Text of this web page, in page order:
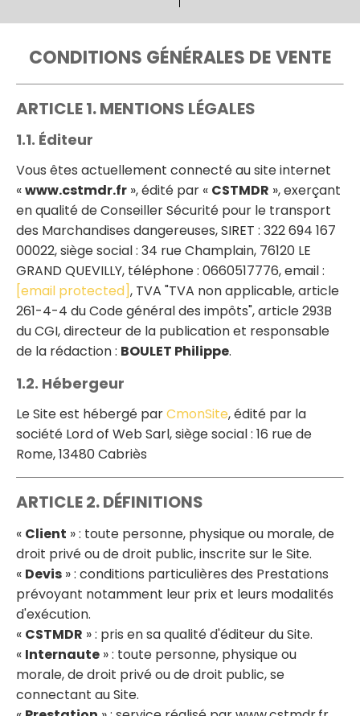
CONDITIONS GÉNÉRALES DE VENTE
ARTICLE 1. MENTIONS LÉGALES
1.1. Éditeur
Vous êtes actuellement connecté au site internet
«www.cstmdr.fr », édité par « CSTMDR », exerçant
en qualité de Conseiller Sécurité pour le transport
des Marchandises dangereuses, SIRET : 322 694 167
00022, siège social : 34 rue Champlain, 76120 LE
GRAND QUEVILLY, téléphone : 0660517776, email :
[email protected], TVA "TVA non applicable, article
261-4-4 du Code général des impôts", article 293B
du CGI, directeur de la publication et responsable
de la rédaction : BOULET Philippe.
1.2. Hébergeur
Le Site est hébergé parCmonSite, édité par la
société Lord of Web Sarl, siège social : 16 rue de
Rome, 13480 Cabriès
ARTICLE 2. DÉFINITIONS
« Client » : toute personne, physique ou morale, de
droit privé ou de droit public, inscrite sur le Site.
« Devis » : conditions particulières des Prestations
prévoyant notamment leur prix et leurs modalités
d'exécution.
« CSTMDR » : pris en sa qualité d'éditeur du Site.
« Internaute » : toute personne, physique ou
morale, de droit privé ou de droit public, se
connectant au Site.